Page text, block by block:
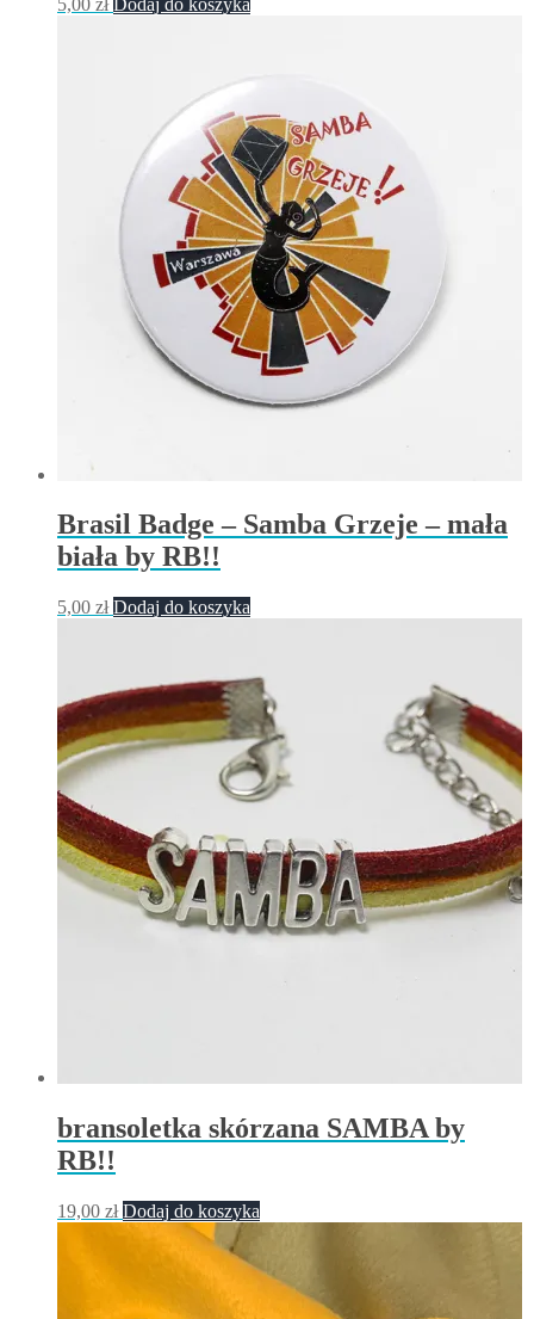
Brasil Badge – Samba Grzeje – mała
biała by RB!!
5,00 zł Dodaj do koszyka
bransoletka skórzana SAMBA by
RB!!
19,00 zł Dodaj do koszyka